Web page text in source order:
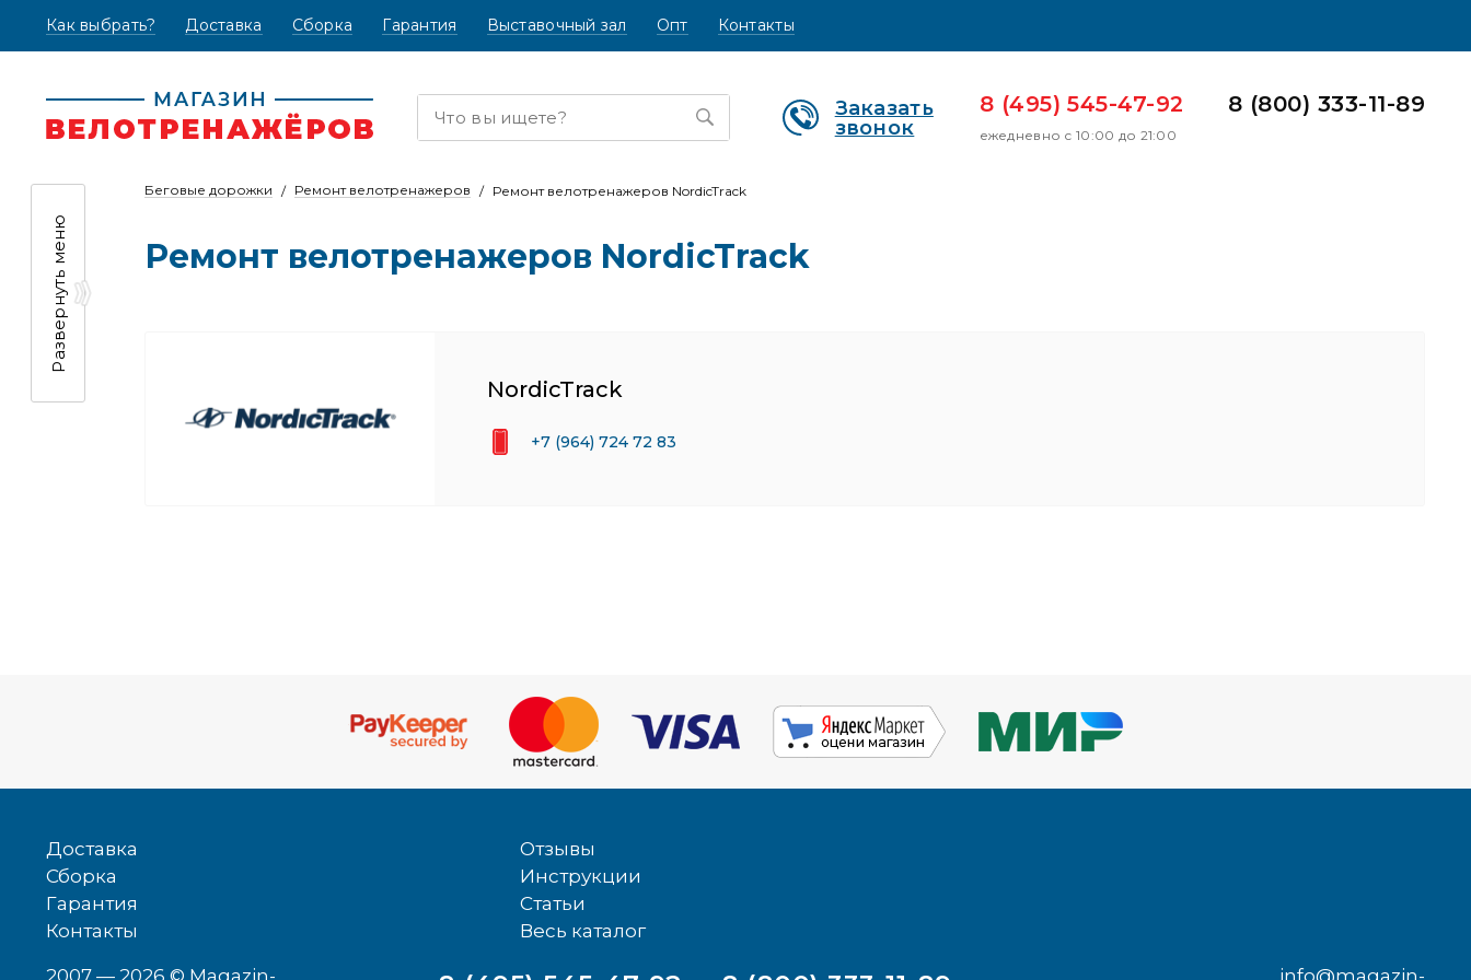
Как выбрать? (текущая)
Доставка Сборка Гарантия Выставочный зал Опт Контакты
Заказать
звонок
8 (495) 545-47-92
ежедневно с 10:00 до 21:00
8 (800) 333-11-89
Развернуть меню
Беговые дорожки Ремонт велотренажеров Ремонт велотренажеров NordicTrack
Ремонт велотренажеров NordicTrack
NordicTrack
+7 (964) 724 72 83
Доставка
Сборка
Гарантия
Контакты
Отзывы
Инструкции
Статьи
Весь каталог
2007 — 2026 © Magazin- info@magazin-